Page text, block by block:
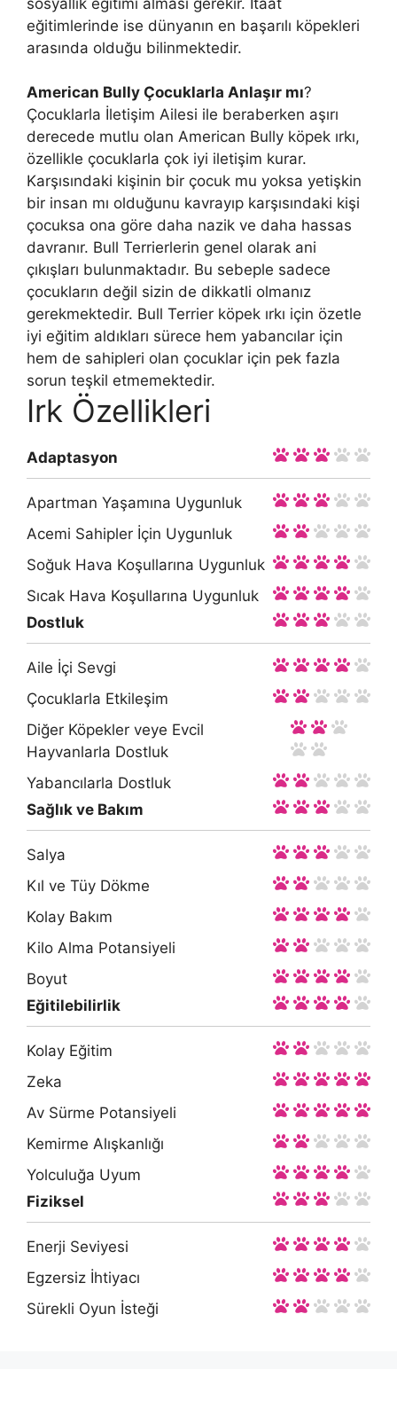
eğitimlerinde ise dünyanın en başarılı köpekleri
arasında olduğu bilinmektedir.
American Bully Çocuklarla Anlaşır mı?
Çocuklarla İletişim Ailesi ile beraberken aşırı
derecede mutlu olan American Bully köpek ırkı,
özellikle çocuklarla çok iyi iletişim kurar.
Karşısındaki kişinin bir çocuk mu yoksa yetişkin
bir insan mı olduğunu kavrayıp karşısındaki kişi
çocuksa ona göre daha nazik ve daha hassas
davranır. Bull Terrierlerin genel olarak ani
çıkışları bulunmaktadır. Bu sebeple sadece
çocukların değil sizin de dikkatli olmanız
gerekmektedir. Bull Terrier köpek ırkı için özetle
iyi eğitim aldıkları sürece hem yabancılar için
hem de sahipleri olan çocuklar için pek fazla
sorun teşkil etmemektedir.
Irk Özellikleri
Adaptasyon
Apartman Yaşamına Uygunluk
Acemi Sahipler İçin Uygunluk
Soğuk Hava Koşullarına Uygunluk
Sıcak Hava Koşullarına Uygunluk
Dostluk
Aile İçi Sevgi
Çocuklarla Etkileşim
Diğer Köpekler veye Evcil
Hayvanlarla Dostluk
Yabancılarla Dostluk
Sağlık ve Bakım
Salya
Kıl ve Tüy Dökme
Kolay Bakım
Kilo Alma Potansiyeli
Boyut
Eğitilebilirlik
Kolay Eğitim
Zeka
Av Sürme Potansiyeli
Kemirme Alışkanlığı
Yolculuğa Uyum
Fiziksel
Enerji Seviyesi
Egzersiz İhtiyacı
Sürekli Oyun İsteği